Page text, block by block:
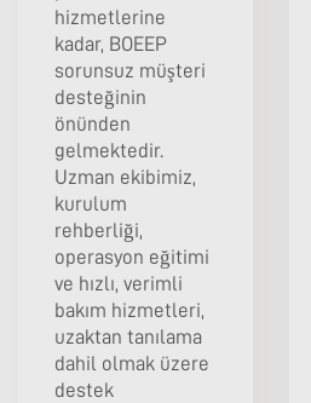
hizmetlerine
kadar, BOEEP
sorunsuz müşteri
desteğinin
önünden
gelmektedir.
Uzman ekibimiz,
kurulum
rehberliği,
operasyon eğitimi
ve hızlı, verimli
bakım hizmetleri,
uzaktan tanılama
dahil olmak üzere
destek